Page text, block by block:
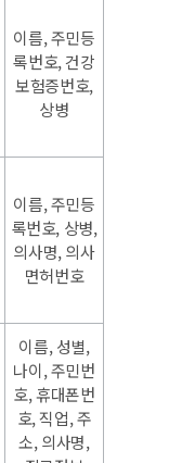
이름, 주민등
록번호, 건강
보험증번호,
상병
이름, 주민등
록번호, 상병,
의사명, 의사
면허번호
이름, 성별,
나이, 주민번
호, 휴대폰번
호, 직업, 주
소, 의사명,